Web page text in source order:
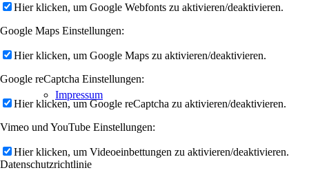
Impressum
Hier klicken, um Google Webfonts zu aktivieren/deaktivieren.
Google Maps Einstellungen:
Hier klicken, um Google Maps zu aktivieren/deaktivieren.
Google reCaptcha Einstellungen:
Hier klicken, um Google reCaptcha zu aktivieren/deaktivieren.
Vimeo und YouTube Einstellungen:
Hier klicken, um Videoeinbettungen zu aktivieren/deaktivieren.
Datenschutzrichtlinie